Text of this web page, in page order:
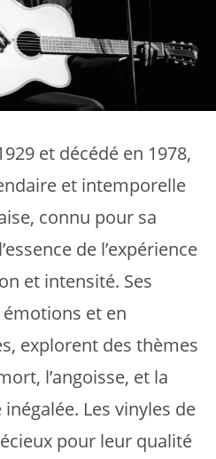
et décédé en 1978,
et intemporelle
connu pour sa
de l’expérience
et intensité. Ses
et en
explorent des thèmes
l’angoisse, et la
Les vinyles de
pour leur qualité